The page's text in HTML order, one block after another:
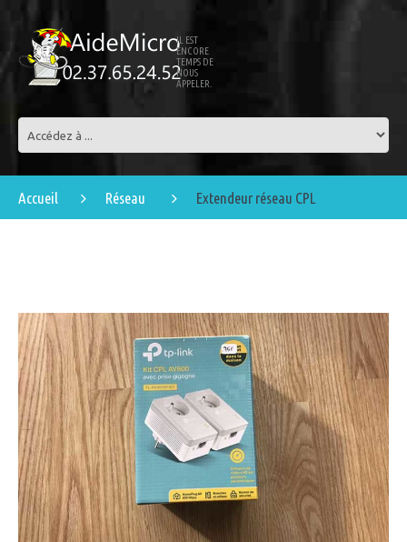
IL EST
ENCORE
TEMPS DE
NOUS
APPELER.
Accueil Réseau Extendeur réseau CPL